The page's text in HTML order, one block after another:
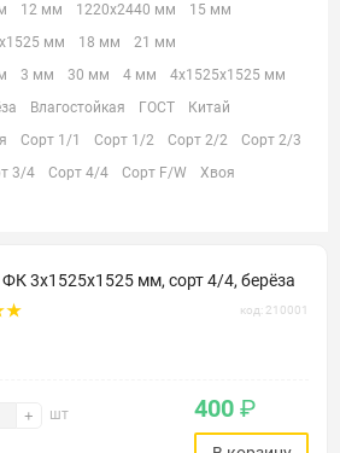
12 мм 1220х2440 мм
15 мм
мм 18 мм
21 мм
3 мм 30 мм 4 мм
4х1525х1525 мм
Влагостойкая ГОСТ
Китай
Сорт 1/1 Сорт 1/2 Сорт 2/2
Сорт 2/3
3/4 Сорт 4/4 Сорт F/W
Хвоя
3х1525х1525 мм, сорт 4/4, берёза
код: 210001
+ шт 400 ₽